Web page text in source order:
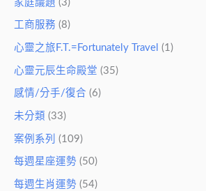
家庭議題 (3)
工商服務 (8)
心靈之旅F.T.=Fortunately Travel (1)
心靈元辰生命殿堂 (35)
感情/分手/復合 (6)
未分類 (33)
案例系列 (109)
每週星座運勢 (50)
每週生肖運勢 (54)